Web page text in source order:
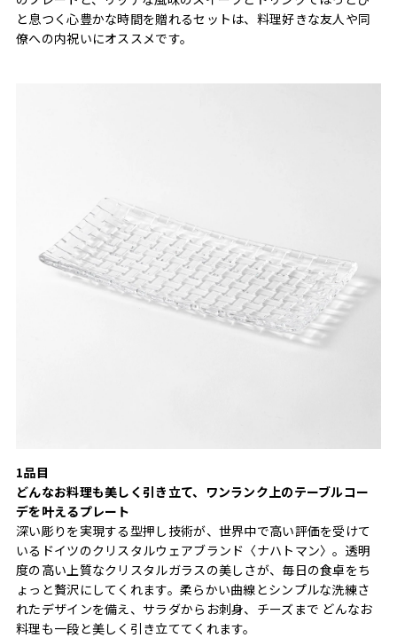
と息つく心豊かな時間を贈れるセットは、料理好きな友人や同
僚への内祝いにオススメです。
1品目
どんなお料理も美しく引き立て、ワンランク上のテーブルコー
デを叶えるプレート
深い彫りを実現する型押し技術が、世界中で高い評価を受けて
いるドイツのクリスタルウェアブランド〈ナハトマン〉。透明
度の高い上質なクリスタルガラスの美しさが、毎日の食卓をち
ょっと贅沢にしてくれます。柔らかい曲線とシンプルな洗練さ
れたデザインを備え、サラダからお刺身、チーズまで どんなお
料理も一段と美しく引き立ててくれます。